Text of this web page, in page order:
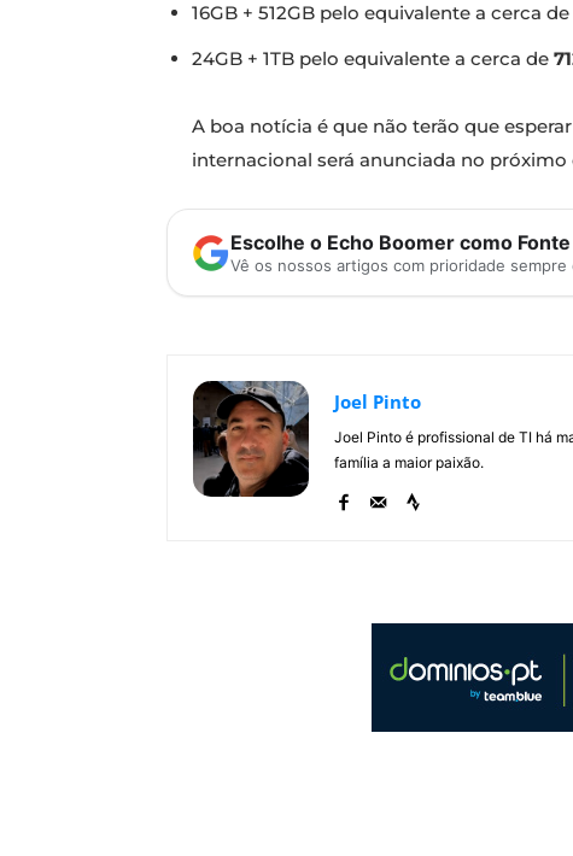
16GB + 512GB pelo equivalente a cerca de
24GB + 1TB pelo equivalente a cerca de
A boa notícia é que não terão que
internacional será anunciada no
Escolhe o Echo Boomer como
Vê os nossos artigos com prioridade
Joel Pinto
Joel Pinto é profissional de TI há
família a maior paixão.